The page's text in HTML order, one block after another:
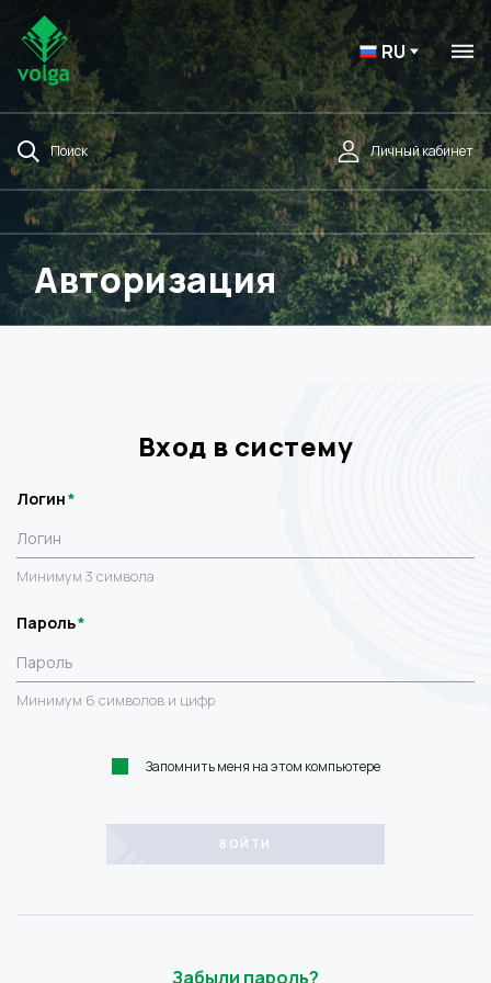
RU
Поиск Личный кабинет
Авторизация
Вход в систему
Логин
Минимум 3 символа
Пароль
Минимум 6 символов и цифр
Запомнить меня на этом компьютере
Забыли пароль?